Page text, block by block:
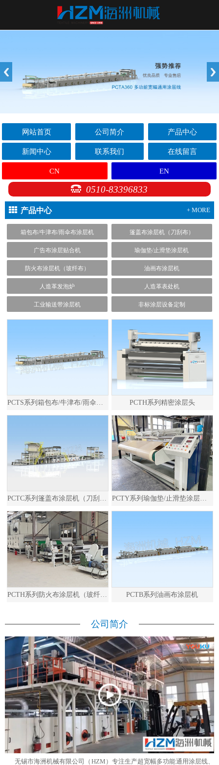
网站首页 公司简介 产品中心
新闻中心 联系我们 在线留言
CN EN
0510-83396833
产品中心 + MORE
箱包布/牛津布/雨伞布涂层机 篷盖布涂层机（刀刮布）
广告布涂层贴合机 瑜伽垫/止滑垫涂层机
防火布涂层机（玻纤布） 油画布涂层机
人造革发泡炉 人造革表处机
工业输送带涂层机 非标涂层设备定制
PCTS系列箱包布/牛津布/雨伞布涂层机 PCTH系列精密涂层头
PCTC系列篷盖布涂层机（刀刮布） PCTY系列瑜伽垫/止滑垫涂层发泡生产线
PCTB系列油画布涂层机
公司简介
无锡市海洲机械有限公司（HZM）专注生产超宽幅多功能通用涂层线、